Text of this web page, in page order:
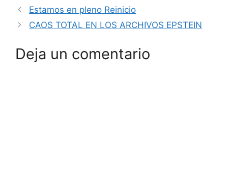
Estamos en pleno Reinicio
CAOS TOTAL EN LOS ARCHIVOS EPSTEIN
Deja un comentario